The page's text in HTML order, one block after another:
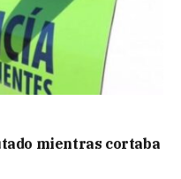
mientras cortaba